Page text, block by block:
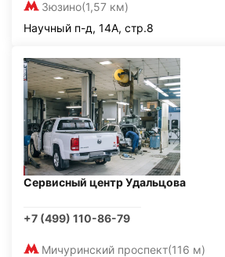
Зюзино(1,57 км)
Научный п-д, 14А, стр.8
Сервисный центр Удальцова
+7 (499) 110-86-79
Мичуринский проспект(116 м)